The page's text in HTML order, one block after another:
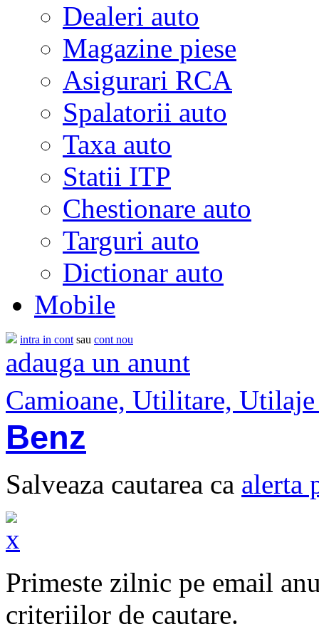
Dealeri auto
Magazine piese
Asigurari RCA
Spalatorii auto
Taxa auto
Statii ITP
Chestionare auto
Targuri auto
Dictionar auto
Mobile
intra in cont sau cont nou
adauga un anunt
Camioane, Utilitare, Utilaje
Benz
Salveaza cautarea ca alerta
Primeste zilnic pe email
criteriilor de cautare.